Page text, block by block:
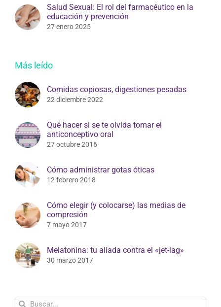
Salud Sexual: El rol del farmacéutico en la
educación y prevención
27 enero 2025
Más leído
Comidas copiosas, digestiones pesadas
22 diciembre 2022
Qué hacer si se te olvida tomar el
anticonceptivo oral
27 octubre 2016
Cómo administrar gotas óticas
12 febrero 2018
Cómo elegir (y colocarse) las medias de
compresión
7 mayo 2017
Melatonina: tu aliada contra el «jet-lag»
30 marzo 2017
Buscar: